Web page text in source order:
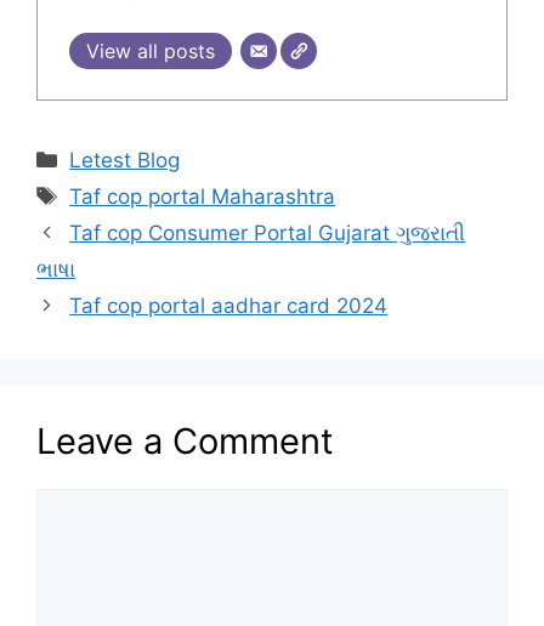
View all posts
Categories
Letest Blog
Tags
Taf cop portal Maharashtra
Taf cop Consumer Portal Gujarat ગુજરાતી
ભાષા
Taf cop portal aadhar card 2024
Leave a Comment